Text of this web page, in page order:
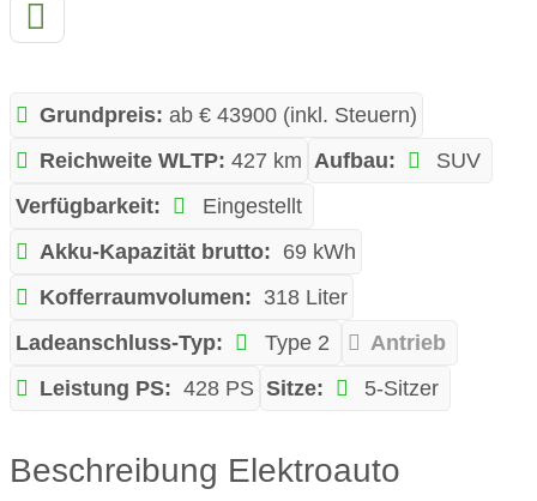
Grundpreis: ab € 43900 (inkl. Steuern)
Reichweite WLTP: 427 km Aufbau:
SUV
Verfügbarkeit:
Eingestellt
Akku-Kapazität brutto: 69 kWh
Kofferraumvolumen: 318 Liter
Ladeanschluss-Typ:
Type 2
Antrieb
Leistung PS: 428 PS Sitze: 5-Sitzer
Beschreibung Elektroauto